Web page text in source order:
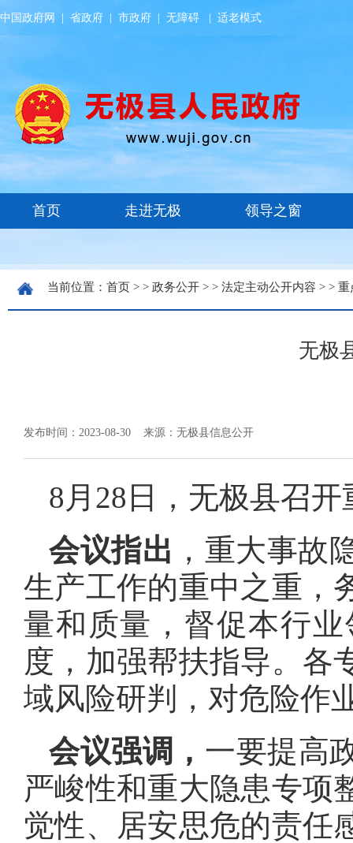
中国政府网 省政府 市政府 无障碍 适老模式
当前位置： 首页 > > 政务公开 > > 法定主动公开内容 > > 重
无极
发布时间：2023-08-30 来源：无极县信息公开
8月28日，无极县召
会议指出 ，重大事故
生产工作的重中之重，
量和质量，督促本行
度，加强帮扶指导。各
域风险研判，对危险作
会议强调， 一要提高
严峻性和重大隐患专项
觉性、居安思危的责任